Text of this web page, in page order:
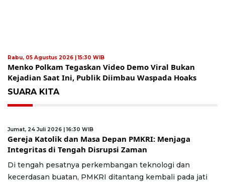
Rabu, 05 Agustus 2026 | 15:30 WIB
Menko Polkam Tegaskan Video Demo Viral Bukan
Kejadian Saat Ini, Publik Diimbau Waspada Hoaks
SUARA KITA
Jumat, 24 Juli 2026 | 16:30 WIB
Gereja Katolik dan Masa Depan PMKRI: Menjaga
Integritas di Tengah Disrupsi Zaman
Di tengah pesatnya perkembangan teknologi dan
kecerdasan buatan, PMKRI ditantang kembali pada jati